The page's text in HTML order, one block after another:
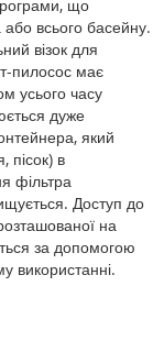
що
всього басейну.
візок для
пилосос має
усього часу
дуже
який
пісок) в
фільтра
Доступ до
на
за допомогою
використанні.